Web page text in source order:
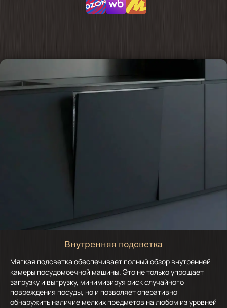
Внутренняя подсветка
Мягкая подсветка обеспечивает полный обзор внутренней
камеры посудомоечной машины. Это не только упрощает
загрузку и выгрузку, минимизируя риск случайного
повреждения посуды, но и позволяет оперативно
обнаружить наличие мелких предметов на любом из уровней